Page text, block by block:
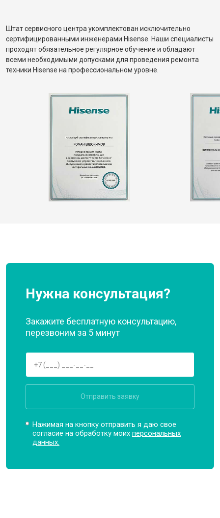
Штат сервисного центра укомплектован исключительно
сертифицированными инженерами Hisense. Наши специалисты
проходят обязательное регулярное обучение и обладают
всеми необходимыми допусками для проведения ремонта
техники Hisense на профессиональном уровне.
Нужна консультация?
Закажите бесплатную консультацию,
перезвоним за 5 минут
Отправить заявку
Нажимая на кнопку отправить я даю свое
согласие на обработку моихперсональных
данных.